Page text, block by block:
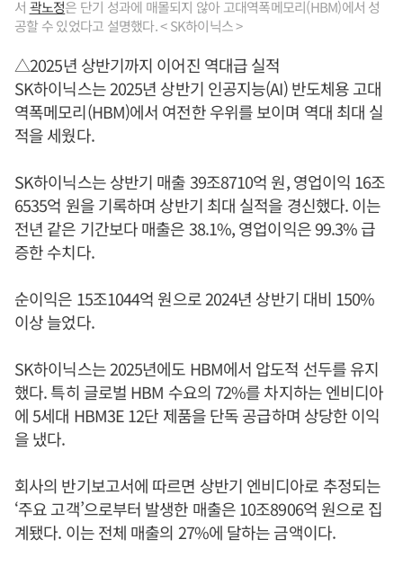
서 곽노정은 단기 성과에 매몰되지 않아 고대역폭메모리(HBM)에서 성
공할 수 있었다고 설명했다. < SK하이닉스 >
△2025년 상반기까지 이어진 역대급 실적
SK하이닉스는 2025년 상반기 인공지능(AI) 반도체용 고대
역폭메모리(HBM)에서 여전한 우위를 보이며 역대 최대 실
적을 세웠다.
SK하이닉스는 상반기 매출 39조8710억 원, 영업이익 16조
6535억 원을 기록하며 상반기 최대 실적을 경신했다. 이는
전년 같은 기간보다 매출은 38.1%, 영업이익은 99.3% 급
증한 수치다.
순이익은 15조1044억 원으로 2024년 상반기 대비 150%
이상 늘었다.
SK하이닉스는 2025년에도 HBM에서 압도적 선두를 유지
했다. 특히 글로벌 HBM 수요의 72%를 차지하는 엔비디아
에 5세대 HBM3E 12단 제품을 단독 공급하며 상당한 이익
을 냈다.
회사의 반기보고서에 따르면 상반기 엔비디아로 추정되는
‘주요 고객’으로부터 발생한 매출은 10조8906억 원으로 집
계됐다. 이는 전체 매출의 27%에 달하는 금액이다.